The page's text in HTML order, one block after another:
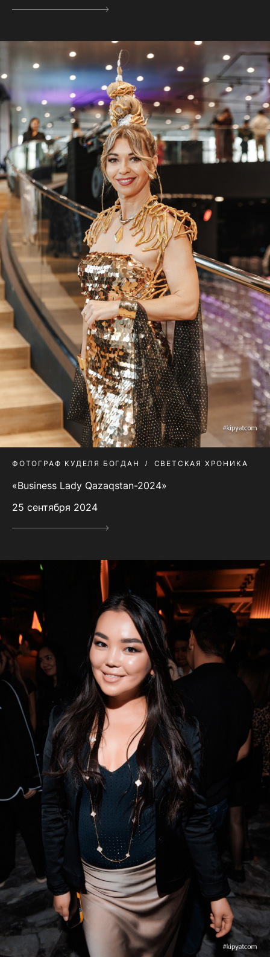
ФОТОГРАФ КУДЕЛЯ БОГДАН СВЕТСКАЯ ХРОНИКА
«Business Lady Qazaqstan-2024»
25 сентября 2024